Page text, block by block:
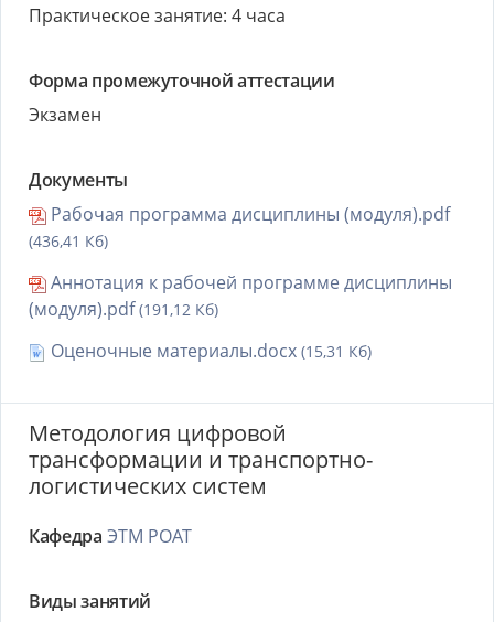
Практическое занятие: 4 часа
Форма промежуточной аттестации
Экзамен
Документы
Рабочая программа дисциплины (модуля).pdf
(436,41 Кб)
Аннотация к рабочей программе дисциплины
(модуля).pdf(191,12 Кб)
Оценочные материалы.docx (15,31 Кб)
Методология цифровой
трансформации и транспортно-
логистических систем
Кафедра ЭТМ РОАТ
Виды занятий